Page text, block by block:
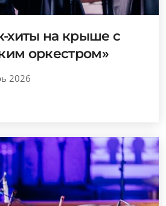
хиты на крыше с
оркестром»
2026